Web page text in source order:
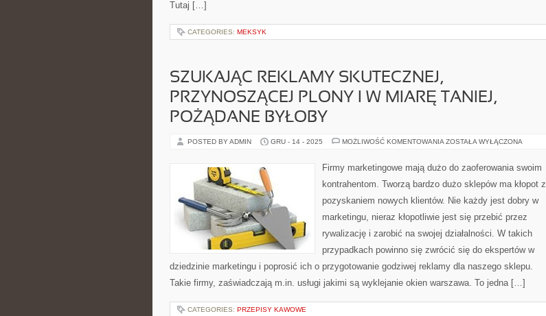
Tutaj […]
CATEGORIES: MEKSYK
SZUKAJĄC REKLAMY SKUTECZNEJ,
PRZYNOSZĄCEJ PLONY I W MIARĘ TANIEJ,
POŻĄDANE BYŁOBY
POSTED BY ADMIN GRU - 14 - 2025 MOŻLIWOŚĆ KOMENTOWANIA SZUKAJĄC
PRZYNOSZĄCEJ
PLONY
W
TANIEJ,
BYŁOBY
ZOSTAŁA WYŁĄCZONA
Firmy marketingowe mają dużo do zaoferowania swoim
kontrahentom. Tworzą bardzo dużo sklepów ma kłopot z
pozyskaniem nowych klientów. Nie każdy jest dobry w
marketingu, nieraz kłopotliwie jest się przebić przez
rywalizację i zarobić na swojej działalności. W takich
przypadkach powinno się zwrócić się do ekspertów w
dziedzinie marketingu i poprosić ich o przygotowanie godziwej reklamy dla naszego sklepu.
Takie firmy, zaświadczają m.in. usługi jakimi są wyklejanie okien warszawa. To jedna […]
CATEGORIES: PRZEPISY KAWOWE